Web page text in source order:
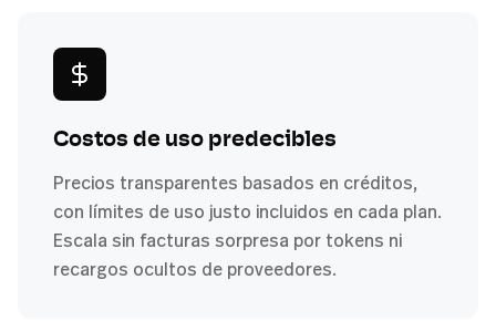
Costos de uso predecibles
Precios transparentes basados en créditos,
con límites de uso justo incluidos en cada plan.
Escala sin facturas sorpresa por tokens ni
recargos ocultos de proveedores.